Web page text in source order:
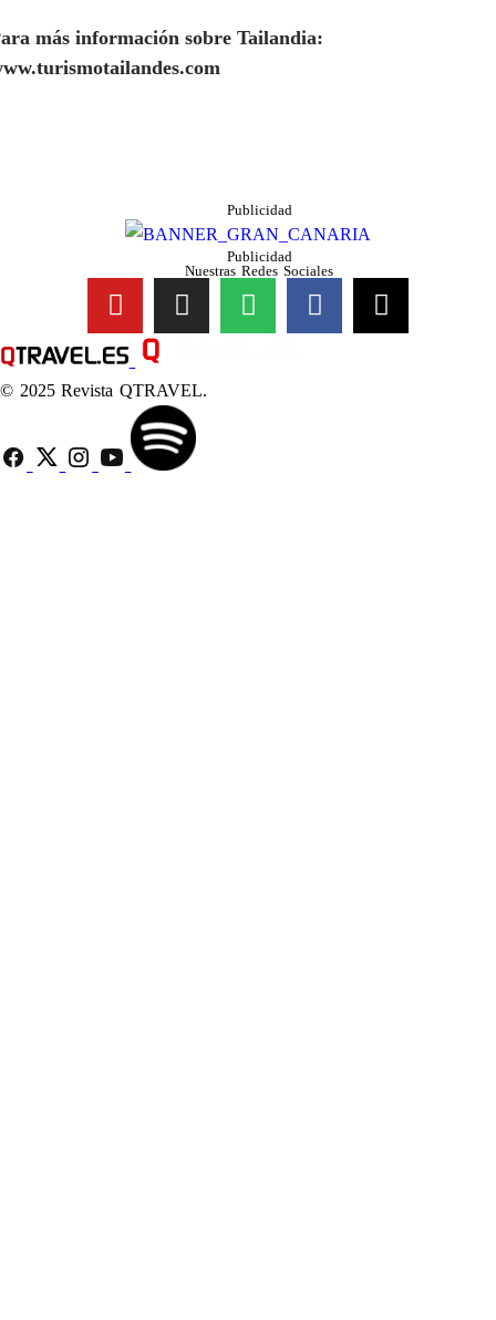
más información sobre Tailandia:
Publicidad
Publicidad
Nuestras Redes Sociales
© 2025 Revista QTRAVEL.